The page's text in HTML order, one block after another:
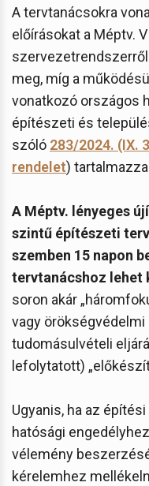
A tervtanácsokra
előírásokat a Méptv.
meg, míg a
vonatkozó országos
építészeti és
szóló 283/2024. (IX.
rendelet)
A Méptv. lényeges
szintű építészeti
szemben 15 napon
tervtanácshoz lehet
soron akár
vagy
tudomásulvételi
lefolytatott)
Ugyanis, ha az
hatósági
vélemény
kérelemhez